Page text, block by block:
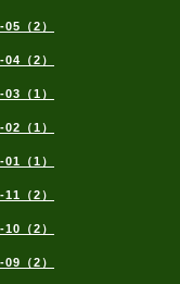
（2）
（2）
（1）
（1）
（1）
（2）
（2）
（2）